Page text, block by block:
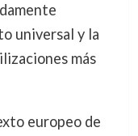
universal y la
más
europeo de